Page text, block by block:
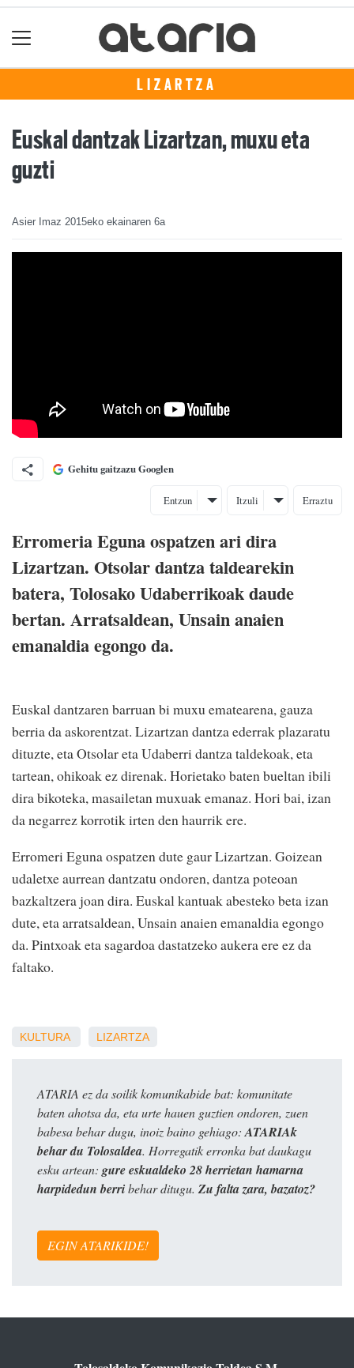
LIZARTZA
Euskal dantzak Lizartzan, muxu eta
guzti
Asier Imaz 2015eko ekainaren 6a
Gehitu gaitzazu Googlen
Entzun Itzuli Erraztu
Erromeria Eguna ospatzen ari dira
Lizartzan. Otsolar dantza taldearekin
batera, Tolosako Udaberrikoak daude
bertan. Arratsaldean, Unsain anaien
emanaldia egongo da.
Euskal dantzaren barruan bi muxu ematearena, gauza
berria da askorentzat. Lizartzan dantza ederrak plazaratu
dituzte, eta Otsolar eta Udaberri dantza taldekoak, eta
tartean, ohikoak ez direnak. Horietako baten bueltan ibili
dira bikoteka, masailetan muxuak emanaz. Hori bai, izan
da negarrez korrotik irten den haurrik ere.
Erromeri Eguna ospatzen dute gaur Lizartzan. Goizean
udaletxe aurrean dantzatu ondoren, dantza poteoan
bazkaltzera joan dira. Euskal kantuak abesteko beta izan
dute, eta arratsaldean, Unsain anaien emanaldia egongo
da. Pintxoak eta sagardoa dastatzeko aukera ere ez da
faltako.
KULTURA LIZARTZA
ATARIA ez da soilik komunikabide bat: komunitate
baten ahotsa da, eta urte hauen guztien ondoren, zuen
babesa behar dugu, inoiz baino gehiago: ATARIAk
behar du Tolosaldea. Horregatik erronka bat daukagu
esku artean: gure eskualdeko 28 herrietan hamarna
harpidedun berribehar ditugu. Zu falta zara, bazatoz?
EGIN ATARIKIDE!